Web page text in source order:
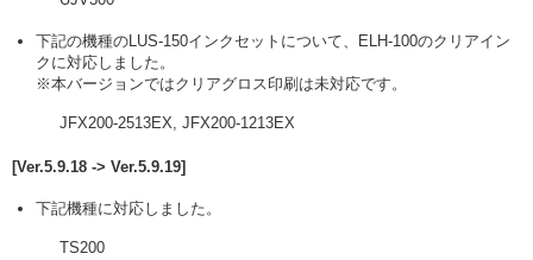
下記の機種のLUS-150インクセットについて、ELH-100のクリアイン
クに対応しました。
※本バージョンではクリアグロス印刷は未対応です。
JFX200-2513EX, JFX200-1213EX
[Ver.5.9.18 -> Ver.5.9.19]
下記機種に対応しました。
TS200